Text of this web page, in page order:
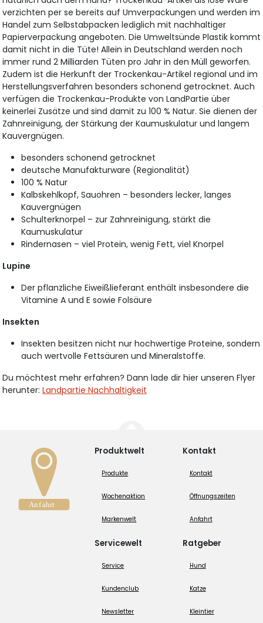
verzichten per se bereits auf Umverpackungen und werden im
Handel zum Selbstabpacken lediglich mit nachhaltiger
Papierverpackung angeboten. Die Umweltsünde Plastik kommt
damit nicht in die Tüte! Allein in Deutschland werden noch
immer rund 2 Milliarden Tüten pro Jahr in den Müll geworfen.
Zudem ist die Herkunft der Trockenkau-Artikel regional und im
Herstellungsverfahren besonders schonend getrocknet. Auch
verfügen die Trockenkau-Produkte von LandPartie über
keinerlei Zusätze und sind damit zu 100 % Natur. Sie dienen der
Zahnreinigung, der Stärkung der Kaumuskulatur und langem
Kauvergnügen.
besonders schonend getrocknet
deutsche Manufakturware (Regionalität)
100 % Natur
Kalbskehlkopf, Sauohren – besonders lecker, langes
Kauvergnügen
Schulterknorpel – zur Zahnreinigung, stärkt die
Kaumuskulatur
Rindernasen – viel Protein, wenig Fett, viel Knorpel
Lupine
Der pflanzliche Eiweißlieferant enthält insbesondere die
Vitamine A und E sowie Folsäure
Insekten
Insekten besitzen nicht nur hochwertige Proteine, sondern
auch wertvolle Fettsäuren und Mineralstoffe.
Du möchtest mehr erfahren? Dann lade dir hier unseren Flyer
herunter:Landpartie Nachhaltigkeit
Produktwelt
Produkte
Wochenaktion
Markenwelt
Servicewelt
Service
Kundenclub
Newsletter
Kontakt
Kontakt
Öffnungszeiten
Anfahrt
Ratgeber
Hund
Katze
Kleintier